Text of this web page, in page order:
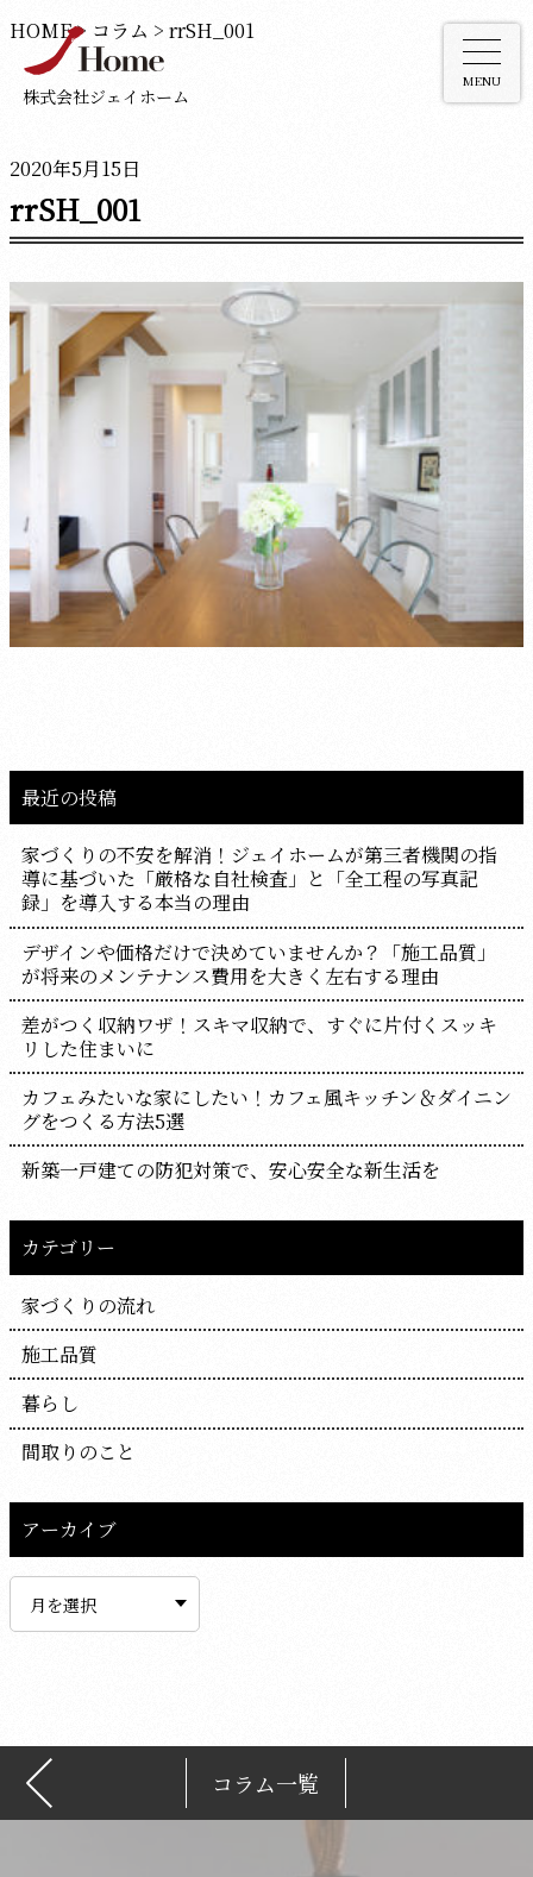
株式会社ジェイホーム
MENU
HOME> コラム > rrSH_001
2020年5月15日
rrSH_001
最近の投稿
家づくりの不安を解消！ジェイホームが第三者機関の指
導に基づいた「厳格な自社検査」と「全工程の写真記
録」を導入する本当の理由
デザインや価格だけで決めていませんか？「施工品質」
が将来のメンテナンス費用を大きく左右する理由
差がつく収納ワザ！スキマ収納で、すぐに片付くスッキ
リした住まいに
カフェみたいな家にしたい！カフェ風キッチン＆ダイニン
グをつくる方法5選
新築一戸建ての防犯対策で、安心安全な新生活を
カテゴリー
家づくりの流れ
施工品質
暮らし
間取りのこと
アーカイブ
イ
コラム一覧